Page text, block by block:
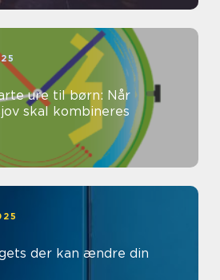
ure til børn: Når
skal kombineres
der kan ændre din